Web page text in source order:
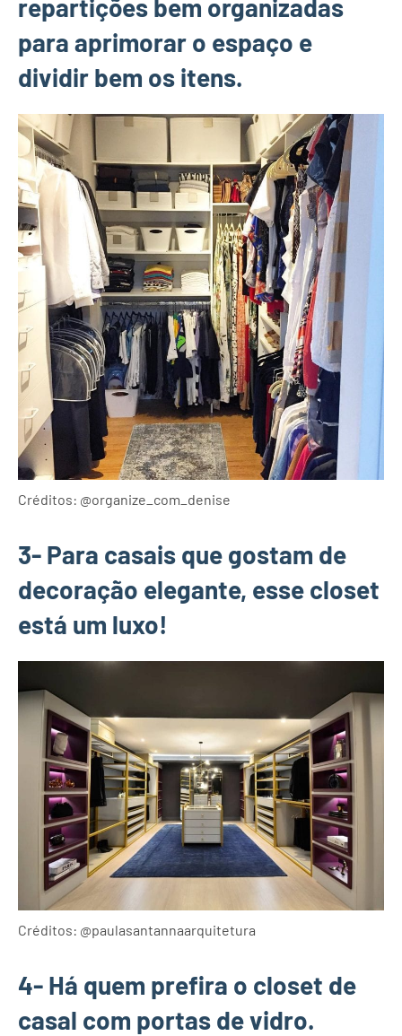
repartições bem organizadas
para aprimorar o espaço e
dividir bem os itens.
Créditos: @organize_com_denise
3- Para casais que gostam de
decoração elegante, esse closet
está um luxo!
Créditos: @paulasantannaarquitetura
4- Há quem prefira o closet de
casal com portas de vidro.